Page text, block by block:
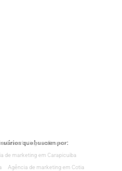
que buscam por:
de marketing em Osasco
de marketing em Carapicuiba
Agência de marketing em Cotia